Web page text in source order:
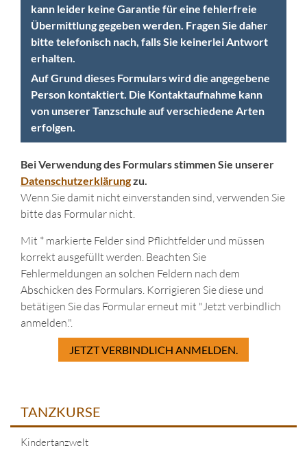
kann leider keine Garantie für eine fehlerfreie
Übermittlung gegeben werden. Fragen Sie daher
bitte telefonisch nach, falls Sie keinerlei Antwort
erhalten.
Auf Grund dieses Formulars wird die angegebene
Person kontaktiert. Die Kontaktaufnahme kann
von unserer Tanzschule auf verschiedene Arten
erfolgen.
Bei Verwendung des Formulars stimmen Sie unserer
Datenschutzerklärungzu.
Wenn Sie damit nicht einverstanden sind, verwenden Sie
bitte das Formular nicht.
Mit * markierte Felder sind Pflichtfelder und müssen
korrekt ausgefüllt werden. Beachten Sie
Fehlermeldungen an solchen Feldern nach dem
Abschicken des Formulars. Korrigieren Sie diese und
betätigen Sie das Formular erneut mit "Jetzt verbindlich
anmelden.".
JETZT VERBINDLICH ANMELDEN.
TANZKURSE
Kindertanzwelt